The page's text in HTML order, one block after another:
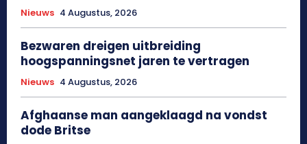
Nieuws 4 Augustus, 2026
Bezwaren dreigen uitbreiding
hoogspanningsnet jaren te vertragen
Nieuws 4 Augustus, 2026
Afghaanse man aangeklaagd na vondst
dode Britse